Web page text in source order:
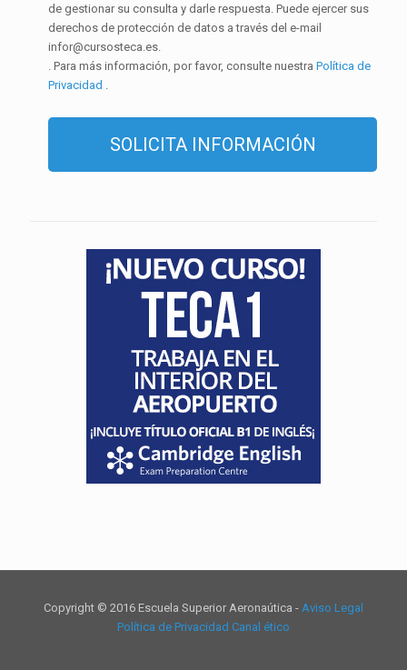
de gestionar su consulta y darle respuesta. Puede ejercer sus
derechos de protección de datos a través del e-mail
infor@cursosteca.es.
. Para más información, por favor, consulte nuestra Política de
Privacidad
Copyright © 2016 Escuela Superior Aeronaútica - Aviso Legal
Política de Privacidad Canal ético